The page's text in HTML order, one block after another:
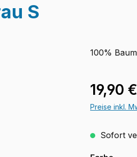
S
100%
Regulärer
19,90 €
Preise inkl.
Sofort